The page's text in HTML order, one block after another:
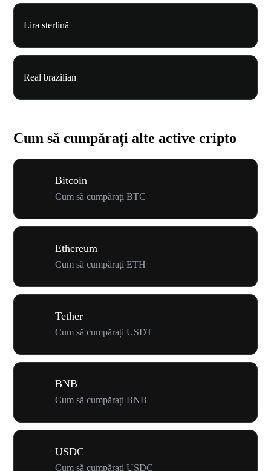
Lira sterlină
Real brazilian
Cum să cumpărați alte active cripto
Bitcoin
Cum să cumpărați BTC
Ethereum
Cum să cumpărați ETH
Tether
Cum să cumpărați USDT
BNB
Cum să cumpărați BNB
USDC
Cum să cumpărați USDC